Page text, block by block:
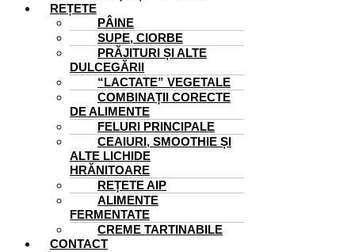
REȚETE
PÂINE
SUPE, CIORBE
PRĂJITURI ȘI ALTE
DULCEGĂRII
“LACTATE” VEGETALE
COMBINAȚII CORECTE
DE ALIMENTE
FELURI PRINCIPALE
CEAIURI, SMOOTHIE ȘI
ALTE LICHIDE
HRĂNITOARE
REȚETE AIP
ALIMENTE
FERMENTATE
CREME TARTINABILE
CONTACT